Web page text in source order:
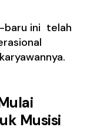
baru ini telah
Musisi